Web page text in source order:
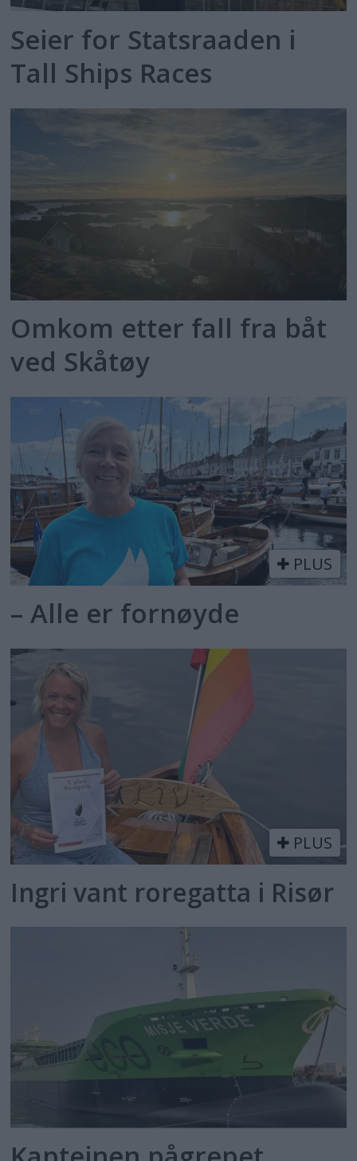
Seier for Statsraaden i
Tall Ships Races
Omkom etter fall fra båt
ved Skåtøy
PLUS
– Alle er fornøyde
PLUS
Ingri vant roregatta i Risør